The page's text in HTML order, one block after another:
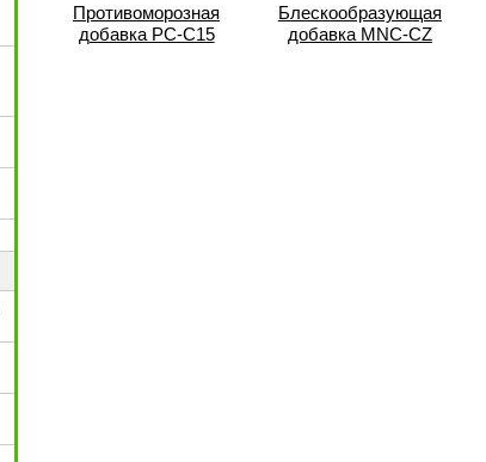
Противоморозная
добавка PC-C15
Блескообразующая
добавка MNC-CZ